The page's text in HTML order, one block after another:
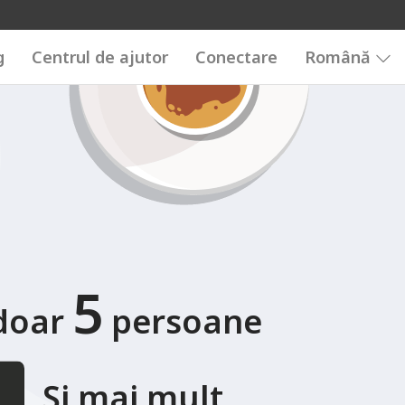
Centrul de ajutor Conectare Română
5 persoane